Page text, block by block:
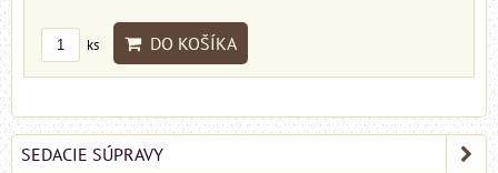
ks DO KOŠÍKA
SEDACIE SÚPRAVY